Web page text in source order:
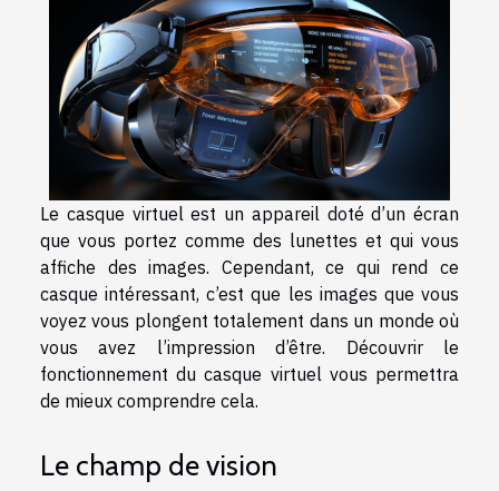
Le casque virtuel est un appareil doté d’un écran
que vous portez comme des lunettes et qui vous
affiche des images. Cependant, ce qui rend ce
casque intéressant, c’est que les images que vous
voyez vous plongent totalement dans un monde où
vous avez l’impression d’être. Découvrir le
fonctionnement du casque virtuel vous permettra
de mieux comprendre cela.
Le champ de vision